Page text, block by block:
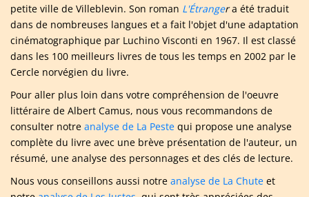
petite ville de Villeblevin. Son roman L'Étrangera été traduit
dans de nombreuses langues et a fait l'objet d'une adaptation
cinématographique par Luchino Visconti en 1967. Il est classé
dans les 100 meilleurs livres de tous les temps en 2002 par le
Cercle norvégien du livre.
Pour aller plus loin dans votre compréhension de l'oeuvre
littéraire de Albert Camus, nous vous recommandons de
consulter notre analyse de La Peste qui propose une analyse
complète du livre avec une brève présentation de l'auteur, un
résumé, une analyse des personnages et des clés de lecture.
Nous vous conseillons aussi notre analyse de La Chute et